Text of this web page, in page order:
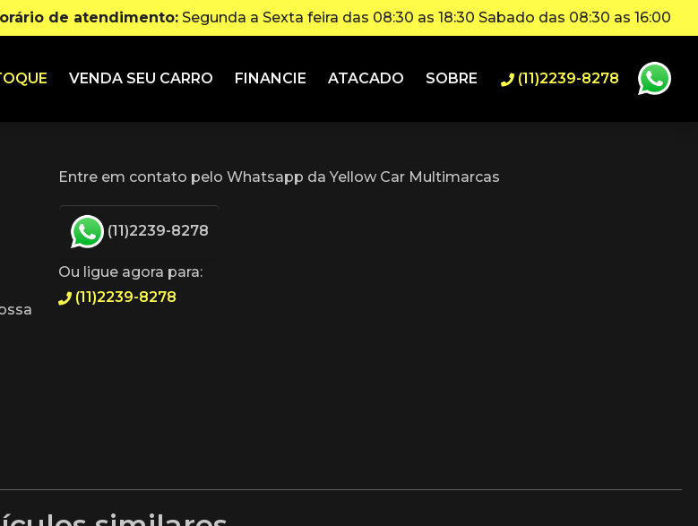
de atendimento: Segunda a Sexta feira das 08:30 as 18:30 Sabado das 08:30 as 16:00
VENDA SEU CARRO FINANCIE ATACADO SOBRE (11)2239-8278
Entre em contato pelo Whatsapp da Yellow Car Multimarcas
(11)2239-8278
Ou ligue agora para:
(11)2239-8278